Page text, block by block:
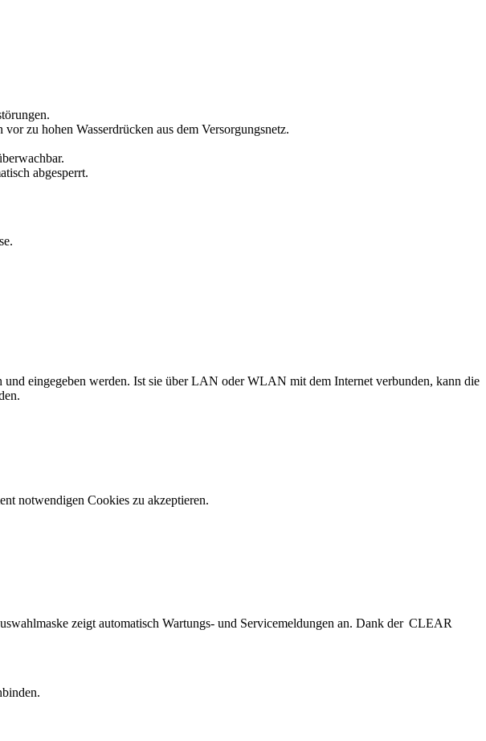
zu hohen Wasserdrücken aus dem Versorgungsnetz.
abgesperrt.
eingegeben werden. Ist sie über LAN oder WLAN mit dem Internet verbunden, kann die
notwendigen Cookies zu akzeptieren.
zeigt automatisch Wartungs- und Servicemeldungen an. Dank der CLEAR